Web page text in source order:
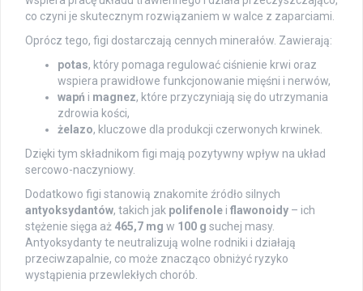
co czyni je skutecznym rozwiązaniem w walce z zaparciami.
Oprócz tego, figi dostarczają cennych minerałów. Zawierają:
potas, który pomaga regulować ciśnienie krwi oraz
wspiera prawidłowe funkcjonowanie mięśni i nerwów,
wapń i magnez, które przyczyniają się do utrzymania
zdrowia kości,
żelazo, kluczowe dla produkcji czerwonych krwinek.
Dzięki tym składnikom figi mają pozytywny wpływ na układ
sercowo-naczyniowy.
Dodatkowo figi stanowią znakomite źródło silnych
antyoksydantów, takich jak polifenole i flawonoidy – ich
stężenie sięga aż 465,7 mg w 100 g suchej masy.
Antyoksydanty te neutralizują wolne rodniki i działają
przeciwzapalnie, co może znacząco obniżyć ryzyko
wystąpienia przewlekłych chorób.